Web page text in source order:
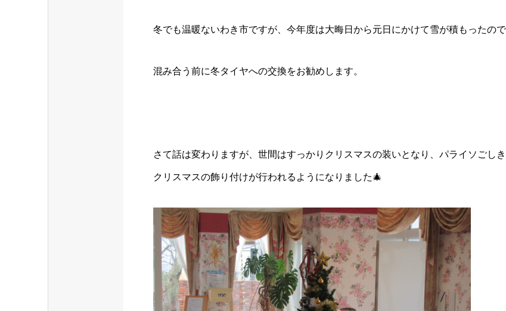
冬でも温暖ないわき市ですが、今年度は大晦日から元日にかけて雪が積もったので
混み合う前に冬タイヤへの交換をお勧めします。
さて話は変わりますが、世間はすっかりクリスマスの装いとなり、パライソごし
クリスマスの飾り付けが行われるようになりました🎄